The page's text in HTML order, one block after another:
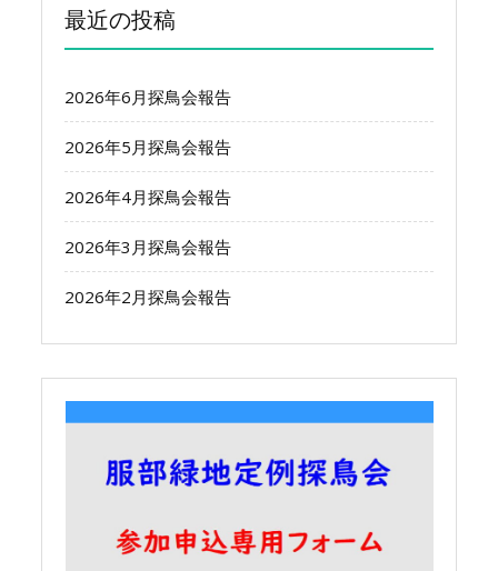
最近の投稿
2026年6月探鳥会報告
2026年5月探鳥会報告
2026年4月探鳥会報告
2026年3月探鳥会報告
2026年2月探鳥会報告